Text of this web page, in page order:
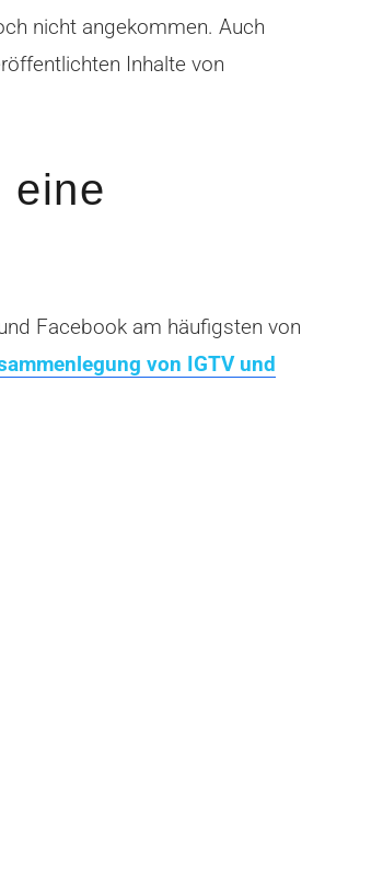
nicht angekommen. Auch
Inhalte von
eine
Facebook am häufigsten von
von IGTV und